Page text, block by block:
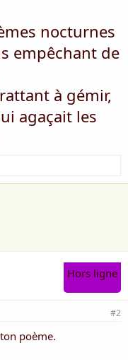
nocturnes
empêchant de
à gémir,
agaçait les
Hors ligne
#2
poème.